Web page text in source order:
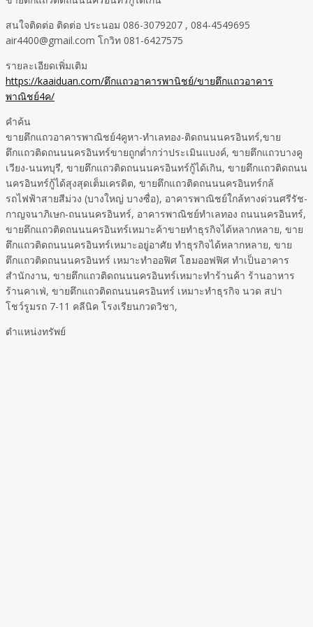
สนใจติดต่อ ติดต่อ ประนอม 086-3079207 , 084-4549695
air4400@gmail.com โกวิท 081-6427575
รายละเอียดเพิ่มเติม
https://kaaiduan.com/ตึกแถวอาคารพานิชย์/ขายตึกแถวอาคาร
พาณิชย์4ค/
คำค้น
ขายตึกแถวอาคารพาณิชย์4คูหา-ทำเลทอง-ติดถนนนครอินทร์,ขาย
ตึกแถวติดถนนนครอินทร์ขายถูกต่ำกว่าประเมินแบงค์, ขายตึกแถวบางคู
เวียง-นนทบุรี, ขายตึกแถวติดถนนนครอินทร์กู้ได้เกิน, ขายตึกแถวติดถนน
นครอินทร์กู้ได้สุงสุดเต็มเครดิต, ขายตึกแถวติดถนนนครอินทร์กล้
รถไฟฟ้าสายสีม่วง (บางใหญ่ บางซื่อ), อาคารพาณิชย์ใกล้ทางด่วนศรีรัช-
กาญจนาภิเษก-ถนนนครอินทร์, อาคารพาณิชย์ทำเลทอง ถนนนครอินทร์,
ขายตึกแถวติดถนนนครอินทร์เหมาะค้าขายทำธุรกิจได้หลากหลาย, ขาย
ตึกแถวติดถนนนครอินทร์เหมาะอยู่อาศัย ทำธุรกิจได้หลากหลาย, ขาย
ตึกแถวติดถนนนครอินทร์ เหมาะทำออฟิศ โฮมออฟฟิศ ทำเป็นอาคาร
สำนักงาน, ขายตึกแถวติดถนนนครอินทร์เหมาะทำร้านค้า ร้านอาหาร
ร้านคาเฟ่, ขายตึกแถวติดถนนนครอินทร์ เหมาะทำธุรกิจ นวด สปา
โชว์รูมรถ 7-11 คลีนิค โรงเรียนกวดวิชา,
ตำแหน่งทรัพย์